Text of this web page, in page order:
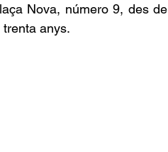
Nova, número 9, des de
anys.